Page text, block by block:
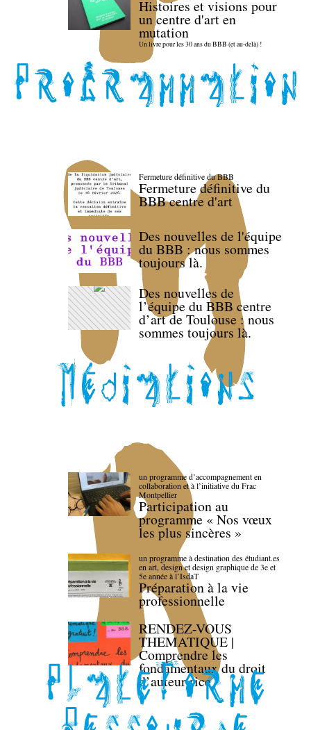
Histoires et visions pour
un centre d'art en
mutation
Un livre pour les 30 ans du BBB (et au-delà) !
Fermeture définitive du BBB
Fermeture définitive du
BBB centre d'art
Des nouvelles de l'équipe
du BBB : nous sommes
toujours là.
Des nouvelles de
l’équipe du BBB centre
d’art de Toulouse : nous
sommes toujours là.
un programme d’accompagnement en
collaboration et à l’initiative du Frac
Montpellier
Participation au
programme « Nos vœux
les plus sincères »
un programme à destination des étudiant.es
en art, design et design graphique de 3e et
5e année à l’IsdaT
Préparation à la vie
professionnelle
RENDEZ-VOUS
THEMATIQUE |
Comprendre les
fondamentaux du droit
d’auteur·rice